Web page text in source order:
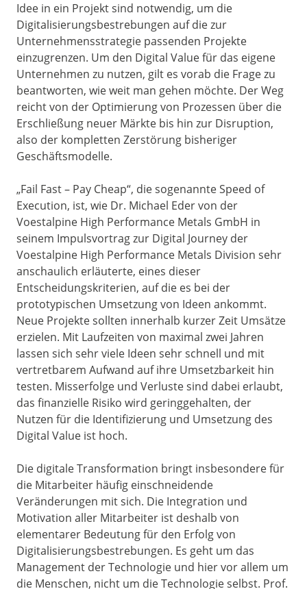
Idee in ein Projekt sind notwendig, um die
Digitalisierungsbestrebungen auf die zur
Unternehmensstrategie passenden Projekte
einzugrenzen. Um den Digital Value für das eigene
Unternehmen zu nutzen, gilt es vorab die Frage zu
beantworten, wie weit man gehen möchte. Der Weg
reicht von der Optimierung von Prozessen über die
Erschließung neuer Märkte bis hin zur Disruption,
also der kompletten Zerstörung bisheriger
Geschäftsmodelle.
„Fail Fast – Pay Cheap“, die sogenannte Speed of
Execution, ist, wie Dr. Michael Eder von der
Voestalpine High Performance Metals GmbH in
seinem Impulsvortrag zur Digital Journey der
Voestalpine High Performance Metals Division sehr
anschaulich erläuterte, eines dieser
Entscheidungskriterien, auf die es bei der
prototypischen Umsetzung von Ideen ankommt.
Neue Projekte sollten innerhalb kurzer Zeit Umsätze
erzielen. Mit Laufzeiten von maximal zwei Jahren
lassen sich sehr viele Ideen sehr schnell und mit
vertretbarem Aufwand auf ihre Umsetzbarkeit hin
testen. Misserfolge und Verluste sind dabei erlaubt,
das finanzielle Risiko wird geringgehalten, der
Nutzen für die Identifizierung und Umsetzung des
Digital Value ist hoch.
Die digitale Transformation bringt insbesondere für
die Mitarbeiter häufig einschneidende
Veränderungen mit sich. Die Integration und
Motivation aller Mitarbeiter ist deshalb von
elementarer Bedeutung für den Erfolg von
Digitalisierungsbestrebungen. Es geht um das
Management der Technologie und hier vor allem um
die Menschen, nicht um die Technologie selbst. Prof.